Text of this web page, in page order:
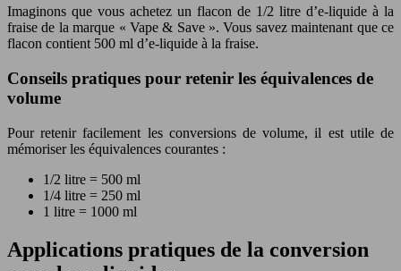
Imaginons que vous achetez un flacon de 1/2 litre d’e-liquide à la
fraise de la marque « Vape & Save ». Vous savez maintenant que ce
flacon contient 500 ml d’e-liquide à la fraise.
Conseils pratiques pour retenir les équivalences de
volume
Pour retenir facilement les conversions de volume, il est utile de
mémoriser les équivalences courantes :
1/2 litre = 500 ml
1/4 litre = 250 ml
1 litre = 1000 ml
Applications pratiques de la conversion